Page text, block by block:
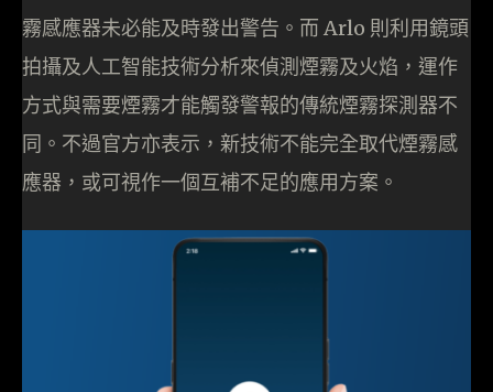
霧感應器未必能及時發出警告。而 Arlo 則利用鏡頭
拍攝及人工智能技術分析來偵測煙霧及火焰，運作
方式與需要煙霧才能觸發警報的傳統煙霧探測器不
同。不過官方亦表示，新技術不能完全取代煙霧感
應器，或可視作一個互補不足的應用方案。